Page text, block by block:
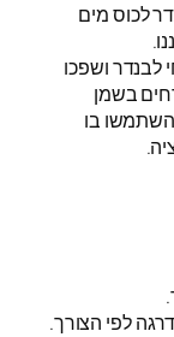
לכוס מים
לבנדר ושפכו
בשמן
והשתמשו בו
לפי הצורך.